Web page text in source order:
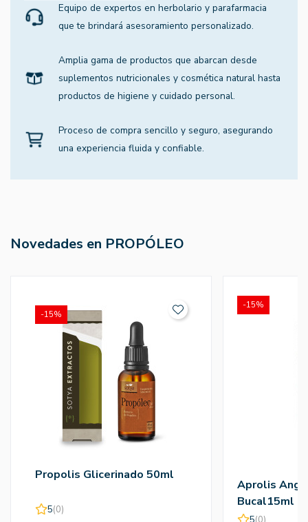
Equipo de expertos en herbolario y parafarmacia
que te brindará asesoramiento personalizado.
Amplia gama de productos que abarcan desde
suplementos nutricionales y cosmética natural hasta
productos de higiene y cuidado personal.
Proceso de compra sencillo y seguro, asegurando
una experiencia fluida y confiable.
Novedades en PROPÓLEO
Propolis Glicerinado 50ml
5(0)
-15%
Aprolis Ang
Bucal15ml
-15%